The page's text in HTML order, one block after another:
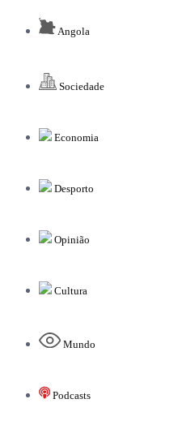
Angola
Sociedade
Economia
Desporto
Opinião
Cultura
Mundo
Podcasts